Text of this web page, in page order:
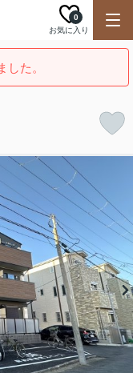
お気に入り
0
た。